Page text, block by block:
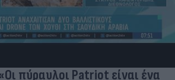
πύραυλοι Patriot είναι ένα